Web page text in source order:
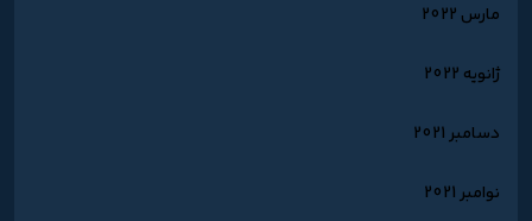
مارس 2022
ژانویه 2022
دسامبر 2021
نوامبر 2021